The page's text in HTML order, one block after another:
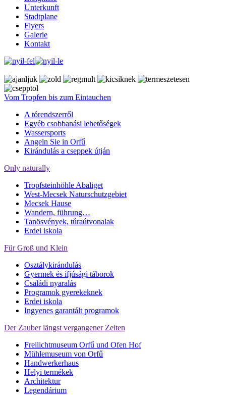
Unterkunft
Stadtplane
Flyers
Galerie
Kontakt
Vom Tropfen bis zum Eintauchen
A tórendszerről
Egyéb csobbanási lehetőségek
Wassersports
Angeln Sie in Orfű
Kirándulás a cseppek útján
Only naturally
Tropfsteinhöhle Abaliget
West-Mecsek Naturschutzgebiet
Mecsek Hause
Wandern, führung…
Tanösvények, túraútvonalak
Erdei iskola
Für Groß und Klein
Osztálykirándulás
Gyermek és ifjúsági táborok
Családi nyaralás
Programok gyerekeknek
Erdei iskola
Ingyenes garantált programok
Der Zauber längst vergangener Zeiten
Freilichtmuseum Orfű und Ofen Hof
Mühlemuseum von Orfű
Handwerkerhaus
Helyi termékek
Architektur
Legendárium